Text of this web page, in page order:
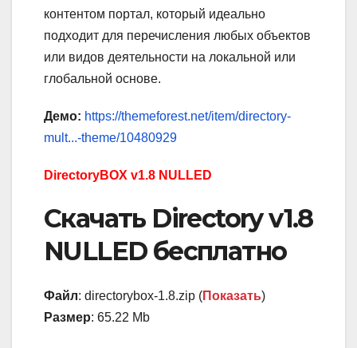
контентом портал, который идеально
подходит для перечисления любых объектов
или видов деятельности на локальной или
глобальной основе.
Демо: https://themeforest.net/item/directory-
mult...-theme/10480929
DirectoryBOX v1.8 NULLED
Скачать Directory v1.8
NULLED бесплатно
Файл: directorybox-1.8.zip (Показать)
Размер: 65.22 Mb